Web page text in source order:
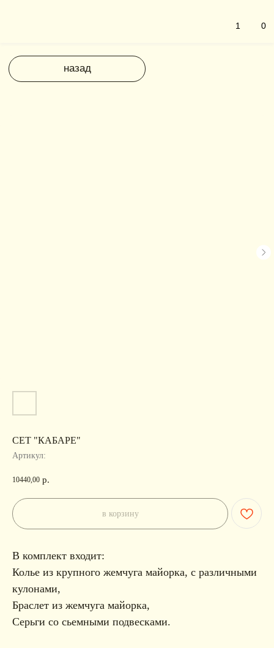
СЕТ "КАБАРЕ"
Артикул:
10440,00 р.
в корзину
В комплект входит:
Колье из крупного жемчуга майорка, с различными
кулонами,
Браслет из жемчуга майорка,
Серьги со сьемными подвесками.